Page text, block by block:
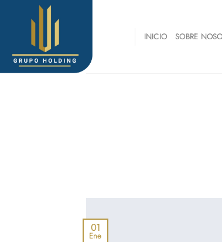
INICIO SOBRE
01
Ene